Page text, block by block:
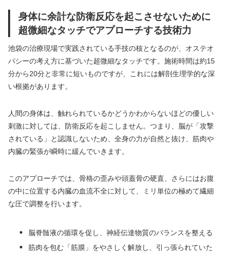
身体に余計な防衛反応を起こさせないために
超微細なタッチでアプローチする技術力
池袋の治療現場で実践されている手技の核となるのが、オステオ
パシーの考え方に基づいた超微細なタッチです。施術時間は約15
分から20分と非常に短いものですが、これには解剖生理学的な深
い根拠があります。
人間の身体は、触れられているかどうかわからないほどの優しい
刺激に対しては、防衛反応を起こしません。つまり、脳が「攻撃
されている」と認識しないため、全身の力が自然と抜け、筋肉や
内臓の緊張が瞬時に緩んでいきます。
このアプローチでは、骨格の歪みや頭蓋骨の硬直、さらにはお腹
の中に位置する内臓の血流不全に対して、ミリ単位の極めて繊細
な圧で調整を行います。
脳脊髄液の循環を促し、神経伝達物質のバランスを整える
筋肉を包む「筋膜」をやさしく解放し、引っ張られていた